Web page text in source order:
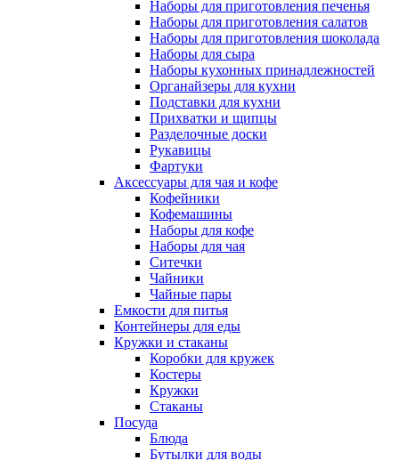
Наборы для приготовления печенья
Наборы для приготовления салатов
Наборы для приготовления шоколада
Наборы для сыра
Наборы кухонных принадлежностей
Органайзеры для кухни
Подставки для кухни
Прихватки и щипцы
Разделочные доски
Рукавицы
Фартуки
Аксессуары для чая и кофе
Кофейники
Кофемашины
Наборы для кофе
Наборы для чая
Ситечки
Чайники
Чайные пары
Емкости для питья
Контейнеры для еды
Кружки и стаканы
Коробки для кружек
Костеры
Кружки
Стаканы
Посуда
Блюда
Бутылки для воды